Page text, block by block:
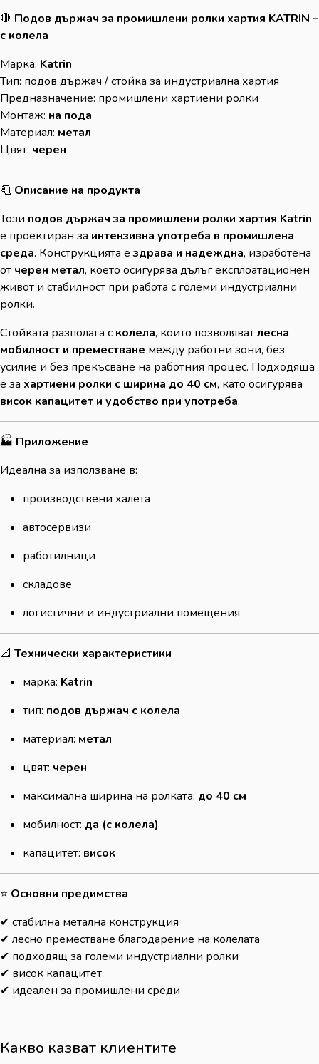
🛑 Подов държач за промишлени ролки хартия KATRIN –
с колела
Марка: Katrin
Тип: подов държач / стойка за индустриална хартия
Предназначение: промишлени хартиени ролки
Монтаж: на пода
Материал: метал
Цвят: черен
🧻 Описание на продукта
Този подов държач за промишлени ролки хартия Katrin
е проектиран за интензивна употреба в промишлена
среда. Конструкцията ездрава и надеждна, изработена
от черен метал, което осигурява дълъг експлоатационен
живот и стабилност при работа с големи индустриални
ролки.
Стойката разполага с колела, които позволяватлесна
мобилност и преместване между работни зони, без
усилие и без прекъсване на работния процес. Подходяща
е за хартиени ролки с ширина до 40 см, като осигурява
висок капацитет и удобство при употреба.
🏭 Приложение
Идеална за използване в:
производствени халета
автосервизи
работилници
складове
логистични и индустриални помещения
📐 Технически характеристики
марка: Katrin
тип: подов държач с колела
материал: метал
цвят: черен
максимална ширина на ролката: до 40 см
мобилност: да (с колела)
капацитет: висок
⭐ Основни предимства
✔ стабилна метална конструкция
✔ лесно преместване благодарение на колелата
✔ подходящ за големи индустриални ролки
✔ висок капацитет
✔ идеален за промишлени среди
Какво казват клиентите